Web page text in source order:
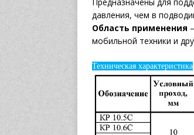
давления, чем в
Область применения
мобильной техники и
Техническая характеристика